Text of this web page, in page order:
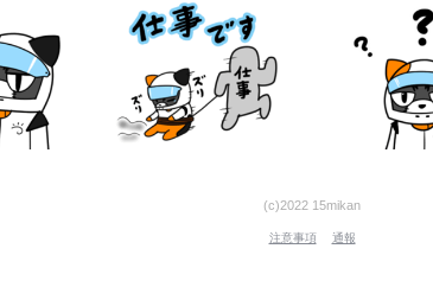
(c)2022 15mikan
注意事項 通報